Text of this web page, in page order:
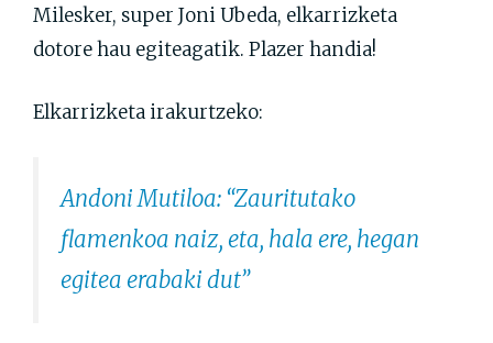
Milesker, super Joni Ubeda, elkarrizketa
dotore hau egiteagatik. Plazer handia!
Elkarrizketa irakurtzeko:
Andoni Mutiloa: “Zauritutako
flamenkoa naiz, eta, hala ere, hegan
egitea erabaki dut”